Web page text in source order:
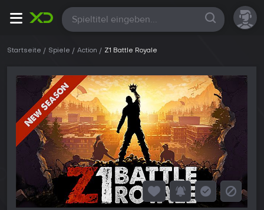
Alle
Startseite Spiele Action Z1 Battle Royale